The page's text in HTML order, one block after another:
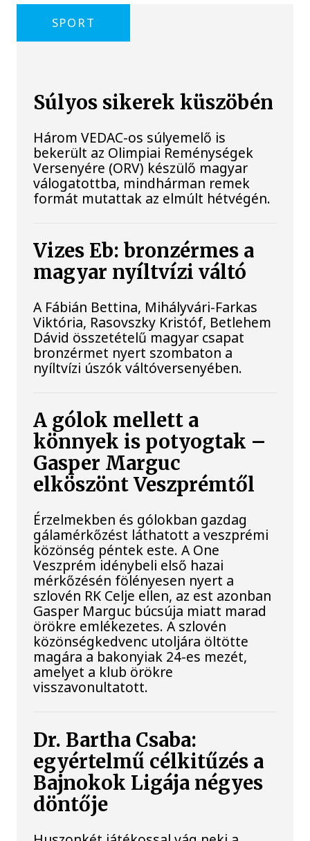
SPORT
Súlyos sikerek küszöbén
Három VEDAC-os súlyemelő is
bekerült az Olimpiai Reménységek
Versenyére (ORV) készülő magyar
válogatottba, mindhárman remek
formát mutattak az elmúlt hétvégén.
Vizes Eb: bronzérmes a
magyar nyíltvízi váltó
A Fábián Bettina, Mihályvári-Farkas
Viktória, Rasovszky Kristóf, Betlehem
Dávid összetételű magyar csapat
bronzérmet nyert szombaton a
nyíltvízi úszók váltóversenyében.
A gólok mellett a
könnyek is potyogtak –
Gasper Marguc
elköszönt Veszprémtől
Érzelmekben és gólokban gazdag
gálamérkőzést láthatott a veszprémi
közönség péntek este. A One
Veszprém idénybeli első hazai
mérkőzésén fölényesen nyert a
szlovén RK Celje ellen, az est azonban
Gasper Marguc búcsúja miatt marad
örökre emlékezetes. A szlovén
közönségkedvenc utoljára öltötte
magára a bakonyiak 24-es mezét,
amelyet a klub örökre
visszavonultatott.
Dr. Bartha Csaba:
egyértelmű célkitűzés a
Bajnokok Ligája négyes
döntője